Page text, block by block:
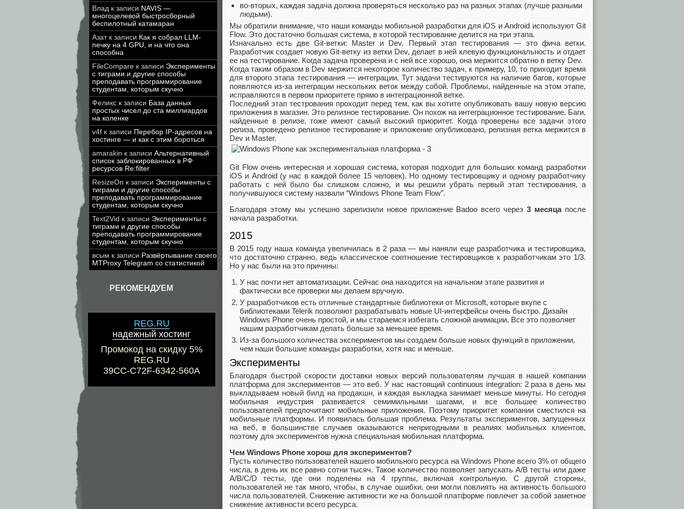
Влад к записи NAVIS —
многоцелевой быстросборный
беспилотный катамаран
Азатк записи Как я собрал LLM-
печку на 4 GPU, и на что она
способна
FileCompare к записи Эксперименты
с тиграми и другие способы
преподавать программирование
студентам, которым скучно
Феликс к записи База данных
простых чисел до ста миллиардов
на коленке
v4f к записи Перебор IP-адресов на
хостинге — и как с этим бороться
amarakin к записи Альтернативный
список заблокированных в РФ
ресурсов Re:filter
ResizeOn к записи Эксперименты с
тиграми и другие способы
преподавать программирование
студентам, которым скучно
Text2Vid к записи Эксперименты с
тиграми и другие способы
преподавать программирование
студентам, которым скучно
всым к записи Развёртывание своего
MTProxy Telegram со статистикой
РЕКОМЕНДУЕМ
REG.RU
надежный хостинг
Промокод на скидку 5%
REG.RU
39CC-C72F-6342-560A
во-вторых, каждая задача должна проверяться несколько раз на разных этапах (лучше разными
людьми).
Мы обратили внимание, что наши команды мобильной разработки для iOS и Android используют Git
Flow. Это достаточно большая система, в которой тестирование делится на три этапа.
Изначально есть две Git-ветки: Master и Dev. Первый этап тестирования — это фича ветки.
Разработчик создает новую Git-ветку из ветки Dev, делает в ней клевую функциональность и отдает
ее на тестирование. Когда задача проверена и с ней все хорошо, она мержится обратно в ветку Dev.
Когда таким образом в Dev мержится некоторое количество задач, к примеру, 10, то приходит время
для второго этапа тестирования — интеграции. Тут задачи тестируются на наличие багов, которые
появляются из-за интеграции нескольких веток между собой. Проблемы, найденные на этом этапе,
исправляются в первом приоритете прямо в интеграционной ветке.
Последний этап тестрования проходит перед тем, как вы хотите опубликовать вашу новую версию
приложения в магазин. Это релизное тестирование. Он похож на интеграционное тестирование. Баги,
найденные в релизе, тоже имеют самый высокий приоритет. Когда проверены все задачи этого
релиза, проведено релизное тестирование и приложение опубликовано, релизная ветка мержится в
Dev и Master.
Git Flow очень интересная и хорошая система, которая подходит для больших команд разработки
iOS и Android (у нас в каждой более 15 человек). Но одному тестировщику и одному разработчику
работать с ней было бы слишком сложно, и мы решили убрать первый этап тестирования, а
получившуюся систему назвали “Windows Phone Team Flow”.
Благодаря этому мы успешно зарелизили новое приложение Badoo всего через3 месяцапосле
начала разработки.
2015
В 2015 году наша команда увеличилась в 2 раза — мы наняли еще разработчика и тестировщика,
что достаточно странно, ведь классическое соотношение тестировщиков к разработчикам это 1/3.
Но у нас были на это причины:
У нас почти нет автоматизации. Сейчас она находится на начальном этапе развития и
фактически все проверки мы делаем вручную.
У разработчиков есть отличные стандартные библиотеки от Microsoft, которые вкупе с
библиотеками Telerik позволяют разрабатывать новые UI-интерфейсы очень быстро. Дизайн
Windows Phone очень простой, и мы стараемся избегать сложной анимации. Все это позволяет
нашим разработчикам делать больше за меньшее время.
Из-за большого количества экспериментов мы создаем больше новых функций в приложении,
чем наши большие команды разработки, хотя нас и меньше.
Эксперименты
Благодаря быстрой скорости доставки новых версий пользователям лучшая в нашей компании
платформа для экспериментов — это веб. У нас настоящий continuous integration: 2 раза в день мы
выкладываем новый билд на продакшн, и каждая выкладка занимает меньше минуты. Но сегодня
мобильная индустрия развивается семимильными шагами, и все большее количество
пользователей предпочитают мобильные приложения. Поэтому приоритет компании сместился на
мобильные платформы. И появилась большая проблема. Результаты экспериментов, запущенных
на веб, в большинстве случаев оказываются непригодными в реалиях мобильных клиентов,
поэтому для экспериментов нужна специальная мобильная платформа.
Чем Windows Phone хорош для экспериментов?
Пусть количество пользователей нашего мобильного ресурса на Windows Phone всего 3% от общего
числа, в день их все равно сотни тысяч. Такое количество позволяет запускать A/B тесты или даже
A/B/C/D тесты, где они поделены на 4 группы, включая контрольную. С другой стороны,
пользователей не так много, чтобы, в случае ошибки, они могли повлиять на активность большого
числа пользователей. Снижение активности же на большой платформе повлечет за собой заметное
снижение активности всего ресурса.